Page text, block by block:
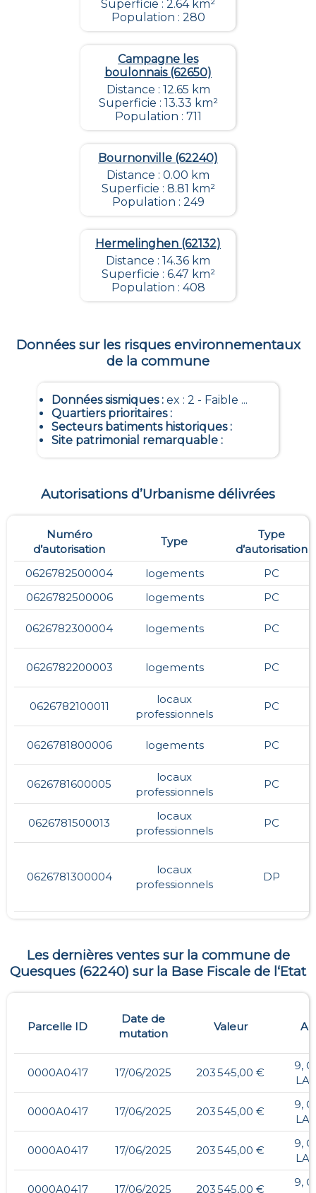
Superficie : 2.64 km²
Population : 280
Campagne les
boulonnais (62650)
Distance : 12.65 km
Superficie : 13.33 km²
Population : 711
Bournonville (62240)
Distance : 0.00 km
Superficie : 8.81 km²
Population : 249
Hermelinghen (62132)
Distance : 14.36 km
Superficie : 6.47 km²
Population : 408
Données sur les risques environnementaux
de la commune
Données sismiques: ex : 2 - Faible ...
Quartiers prioritaires:
Secteurs batiments historiques:
Site patrimonial remarquable:
Autorisations d’Urbanisme délivrées
Numéro
d’autorisation
Type
Type
d’autorisation
0626782500004
logements
PC
0626782500006
logements PC
0626782300004 logements PC
0626782200003 logements PC
0626782100011
locaux
professionnels
PC
0626781800006 logements PC
0626781600005
locaux
professionnels
PC
0626781500013
locaux
professionnels
PC
0626781300004
locaux
professionnels
DP
Les dernières ventes sur la commune de
Quesques (62240) sur la Base Fiscale de l‘Etat
Parcelle ID
Date de
mutation
Valeur
0000A0417 17/06/2025 203 545,00 €
9,
LA
0000A0417 17/06/2025 203 545,00 €
9,
LA
0000A0417 17/06/2025 203 545,00 €
9,
LA
0000A0417 17/06/2025 203 545,00 €
9,